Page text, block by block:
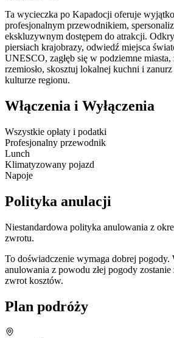
Ta wycieczka po Kapadocji oferuje
profesjonalnym przewodnikiem,
ekskluzywnym dostępem do atrakcji.
piersiach krajobrazy, odwiedź miejsca
UNESCO, zagłęb się w podziemne
rzemiosło, skosztuj lokalnej kuchni i
kulturze regionu.
Włączenia i Wyłączenia
Wszystkie opłaty i podatki
Profesjonalny przewodnik
Lunch
Klimatyzowany pojazd
Napoje
Polityka anulacji
Niestandardowa polityka anulowania z
zwrotu.
To doświadczenie wymaga dobrej pogody.
anulowania z powodu złej pogody zostanie
zwrot kosztów.
Plan podróży